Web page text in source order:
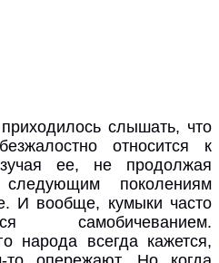
слышать, что
относится к
ее, не продолжая
поколениям
И вообще, кумыки часто
самобичеванием.
народа всегда кажется,